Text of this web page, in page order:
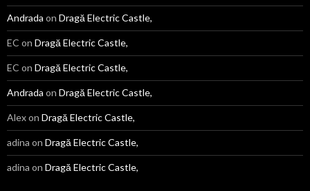
Andrada on Dragă Electric Castle,
EC on Dragă Electric Castle,
EC on Dragă Electric Castle,
Andrada on Dragă Electric Castle,
Alexon Dragă Electric Castle,
adina on Dragă Electric Castle,
adina on Dragă Electric Castle,